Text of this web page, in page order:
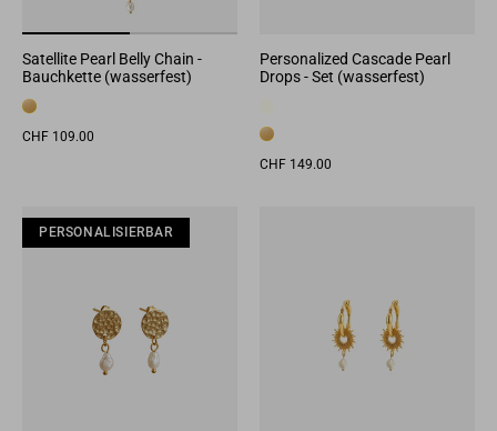
Satellite Pearl Belly Chain -
Bauchkette (wasserfest)
CHF 109.00
Personalized Cascade Pearl
Drops - Set (wasserfest)
CHF 149.00
PERSONALISIERBAR
PERSONALISIERBAR